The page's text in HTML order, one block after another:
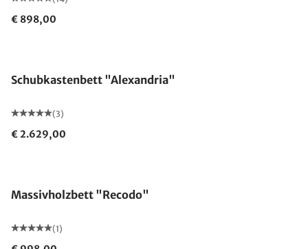
€ 898,00
Schubkastenbett "Alexandria"
(3)
€ 2.629,00
Massivholzbett "Recodo"
(1)